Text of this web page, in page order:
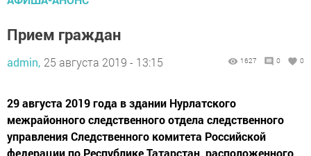
Прием граждан
admin, 25 августа 2019 - 13:15 1627 0 0
29 августа 2019 года в здании Нурлатского
межрайонного следственного отдела следственного
управления Следственного комитета Российской